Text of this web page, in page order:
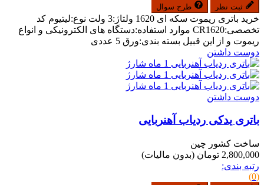
ثبت نظر طرح سوال
خرید باتری ریموت سکه ای 1620 ولتاژ:3 ولت نوع:لیتیوم کد
تخصصی:CR1620 موارد استفاده:دستگاه های الکترونیکی و انواع
ریموت و از این قبیل بسته بندی:ورق 5 عددی
دوست داشتن
دوست داشتن
باتری یدکی ردیاب آهنربایی
ساخت کشور چین
2,800,000 تومان
(بدون مالیات)
رتبه بندی:
(0)